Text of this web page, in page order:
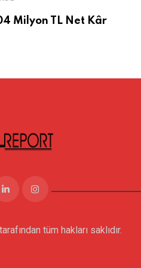
Milyon TL Net Kâr
tüm hakları saklıdır.